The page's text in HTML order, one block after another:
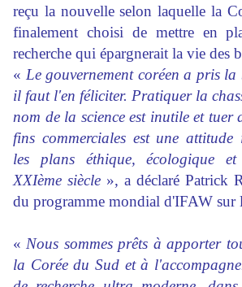
reçu la nouvelle selon laquelle la
finalement choisi de mettre en
recherche qui épargnerait la vie des
« Le gouvernement coréen a pris
il faut l'en féliciter. Pratiquer la
nom de la science est inutile et tuer
fins commerciales est une attitude
les plans éthique, écologique
XXIème siècle », a déclaré Patrick
du programme mondial d'IFAW sur
« Nous sommes prêts à apporter
la Corée du Sud et à